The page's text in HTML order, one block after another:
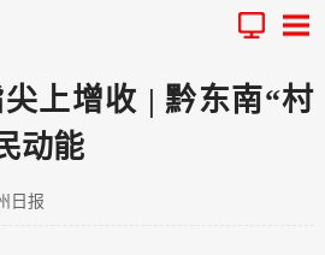
上增收 | 黔东南“村
动能
日报